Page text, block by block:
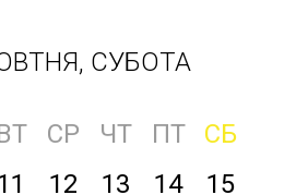
СУБОТА
СР ЧТ ПТ
СБ
12 13 14 15